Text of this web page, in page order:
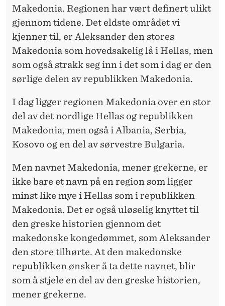
Makedonia. Regionen har vært definert ulikt
gjennom tidene. Det eldste området vi
kjenner til, er Aleksander den stores
Makedonia som hovedsakelig lå i Hellas, men
som også strakk seg inn i det som i dag er den
sørlige delen av republikken Makedonia.
I dag ligger regionen Makedonia over en stor
del av det nordlige Hellas og republikken
Makedonia, men også i Albania, Serbia,
Kosovo og en del av sørvestre Bulgaria.
Men navnet Makedonia, mener grekerne, er
ikke bare et navn på en region som ligger
minst like mye i Hellas som i republikken
Makedonia. Det er også uløselig knyttet til
den greske historien gjennom det
makedonske kongedømmet, som Aleksander
den store tilhørte. At den makedonske
republikken ønsker å ta dette navnet, blir
som å stjele en del av den greske historien,
mener grekerne.